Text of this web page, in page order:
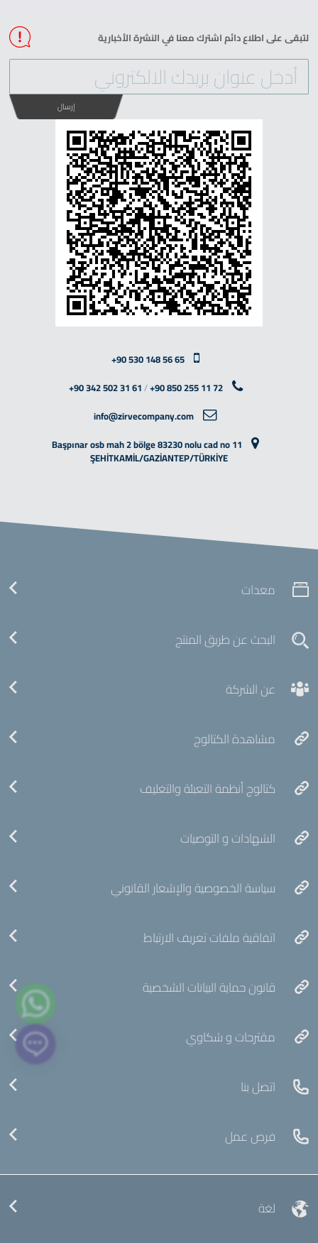
لتبقى على اطلاع دائم اشترك معنا في النشرة الأخبارية
إرسال
+90 530 148 56 65
+90 342 502 31 61/+90 850 255 11 72
info@zirvecompany.com
Başpınar osb mah 2 bölge 83230 nolu cad no 11
ŞEHİTKAMİL/GAZİANTEP/TÜRKİYE
معدات
البحث عن طريق المنتج
عن الشركة
مشاهدة الكتالوج
كتالوج أنظمة التعبئة والتغليف
الشهادات و التوصيات
سياسة الخصوصية والإشعار القانوني
اتفاقية ملفات تعريف الارتباط
قانون حماية البيانات الشخصية
مقترحات و شكاوي
اتصل بنا
فرص عمل
لغة